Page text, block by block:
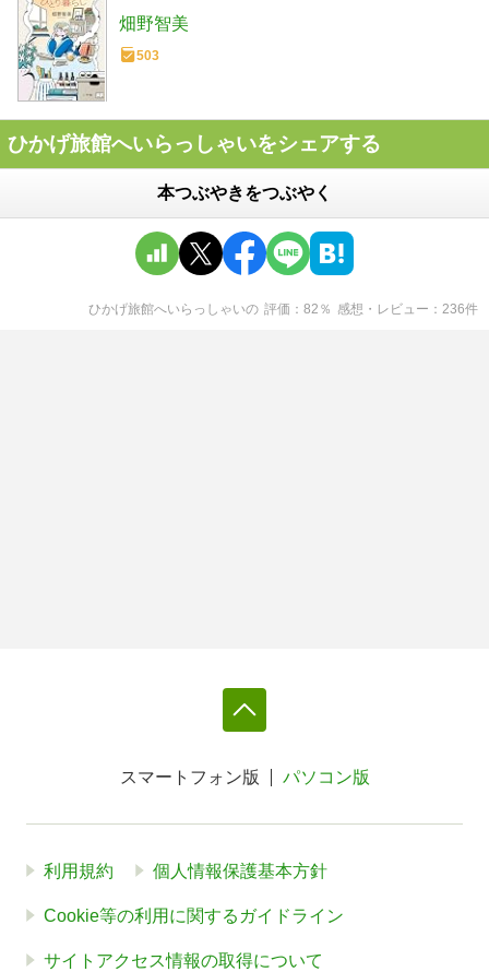
畑野智美
503
ひかげ旅館へいらっしゃいをシェアする
本つぶやきをつぶやく
ひかげ旅館へいらっしゃいの 評価 82 ％ 感想・レビュー 236件
スマートフォン版 パソコン版
利用規約 個人情報保護基本方針
Cookie等の利用に関するガイドライン
サイトアクセス情報の取得について